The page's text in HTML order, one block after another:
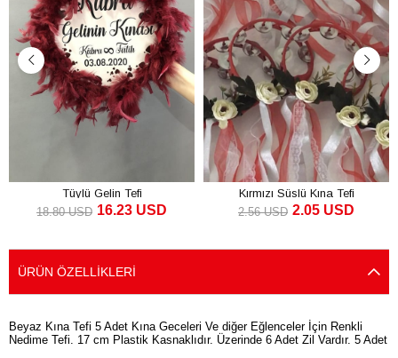
Tüylü Gelin Tefi
16.23 USD
18.80 USD
Kırmızı Süslü Kına Tefi
2.05 USD
2.56 USD
ÜRÜN ÖZELLIKLERI
Beyaz Kına Tefi 5 Adet Kına Geceleri Ve diğer Eğlenceler İçin Renkli
Nedime Tefi. 17 cm Plastik Kasnaklıdır. Üzerinde 6 Adet Zil Vardır. 5 Adet